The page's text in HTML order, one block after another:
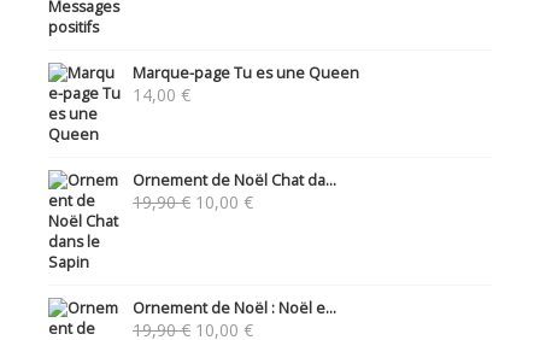
Marque-page Tu es une Queen
14,00 €
Ornement de Noël Chat da...
19,90€ Le
10,00 €Le
Ornement de Noël : Noël e...
19,90€ Le
10,00 €Le